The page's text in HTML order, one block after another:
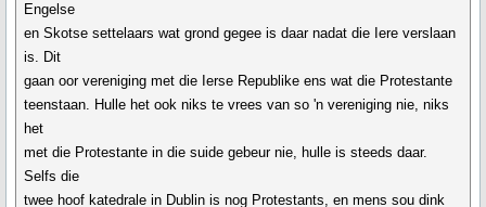
Engelse
en Skotse settelaars wat grond gegee is daar nadat die Iere verslaan
is. Dit
gaan oor vereniging met die Ierse Republike ens wat die Protestante
teenstaan. Hulle het ook niks te vrees van so 'n vereniging nie, niks
het
met die Protestante in die suide gebeur nie, hulle is steeds daar.
Selfs die
twee hoof katedrale in Dublin is nog Protestants, en mens sou dink